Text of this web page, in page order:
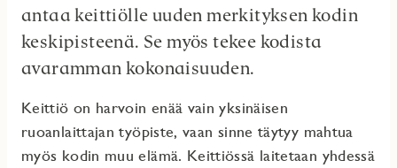
antaa keittiölle uuden merkityksen kodin
keskipisteenä. Se myös tekee kodista
avaramman kokonaisuuden.
Keittiö on harvoin enää vain yksinäisen
ruoanlaittajan työpiste, vaan sinne täytyy mahtua
myös kodin muu elämä. Keittiössä laitetaan yhdessä